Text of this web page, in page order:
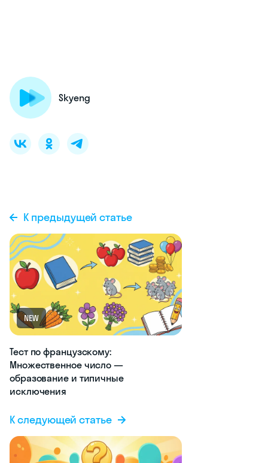
Skyeng
К предыдущей статье
NEW
Тест по французскому:
Множественное число —
образование и типичные
исключения
К следующей статье